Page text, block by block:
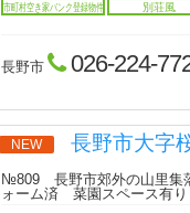
市町村空き家バンク登録物件 別荘風
長野市 026-224-
NEW 長野市大字
№809 長野市郊外の山里集
ォーム済 菜園スペース有り